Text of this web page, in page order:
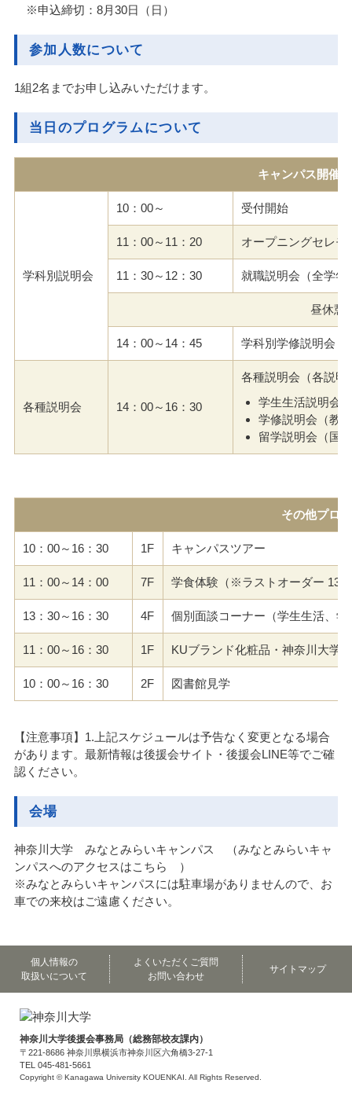
※申込締切：8月30日（日）
参加人数について
1組2名までお申し込みいただけます。
当日のプログラムについて
キャンパス開催
学科別説明会
10：00～ 受付開始
11：00～11：20 オープニングセレモ
11：30～12：30 就職説明会 （全学
昼休憩
14：00～14：45 学科別学修説明会
各種説明会 14：00～16：30
各種説明会 （各説
学生生活説明会
学修説明会（教
留学説明会（国
その他プロ
10：00～16：30 1F キャンパスツアー
11：00～14：00 7F 学食体験 （※ラストオーダー
13：30～16：30 4F 個別面談コーナー （学生生活、
11：00～16：30 1F KUブランド化粧品・神奈川大学
10：00～16：30 2F 図書館見学
【注意事項】1.上記スケジュールは予告なく変更となる場合
があります。最新情報は後援会サイト・後援会LINE等でご確
認ください。
会場
神奈川大学 みなとみらいキャンパス （みなとみらいキャ
ンパスへのアクセスはこちら
）
※みなとみらいキャンパスには駐車場がありませんので、お
車での来校はご遠慮ください。
個人情報の
取扱いについて
よくいただくご質問
お問い合わせ
サイトマップ
神奈川大学後援会事務局（総務部校友課内）
〒221-8686 神奈川県横浜市神奈川区六角橋3-27-1
TEL 045-481-5661
Copyright © Kanagawa University KOUENKAI. All Rights Reserved.